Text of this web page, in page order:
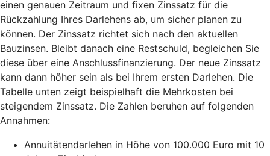
einen genauen Zeitraum und fixen Zinssatz für die
Rückzahlung Ihres Darlehens ab, um sicher planen zu
können. Der Zinssatz richtet sich nach den aktuellen
Bauzinsen. Bleibt danach eine Restschuld, begleichen Sie
diese über eine Anschlussfinanzierung. Der neue Zinssatz
kann dann höher sein als bei Ihrem ersten Darlehen. Die
Tabelle unten zeigt beispielhaft die Mehrkosten bei
steigendem Zinssatz. Die Zahlen beruhen auf folgenden
Annahmen:
Annuitätendarlehen in Höhe von 100.000 Euro mit 10